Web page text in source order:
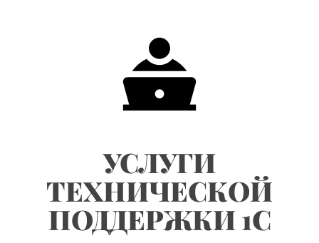
УСЛУГИ
ТЕХНИЧЕСКОЙ
ПОДДЕРЖКИ 1С